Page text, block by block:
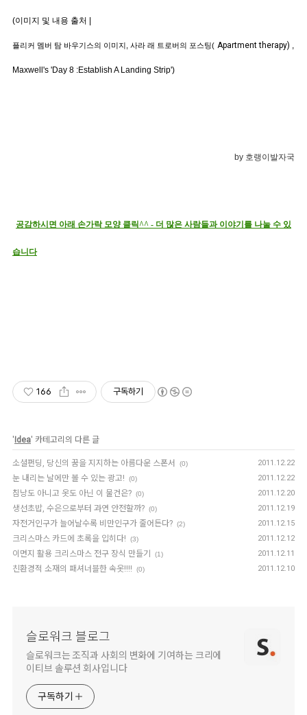
(이미지 및 내용 출처 |
플리커 멤버 탐 바우기스의 이미지, 사라 래 트로버의 포스팅( Apartment therapy) ,
Maxwell's 'Day 8 :Establish A Landing Strip')
by 호랭이발자국
공감하시면 아래 손가락 모양 클릭^^ - 더 많은 사람들과 이야기를 나눌 수 있
습니다
166 구독하기
' Idea' 카테고리의 다른 글
소셜펀딩, 당신의 꿈을 지지하는 아름다운 스폰서 (0) 2011.12.22
눈 내리는 날에만 볼 수 있는 광고! (0) 2011.12.22
침낭도 아니고 옷도 아닌 이 물건은? (0) 2011.12.20
생선초밥, 수은으로부터 과연 안전할까? (0) 2011.12.19
자전거인구가 늘어날수록 비만인구가 줄어든다? (2) 2011.12.15
크리스마스 카드에 초록을 입히다! (3) 2011.12.12
이면지 활용 크리스마스 전구 장식 만들기 (1) 2011.12.11
친환경적 소재의 패셔너블한 속옷!!!! (0) 2011.12.10
슬로워크 블로그
슬로워크는 조직과 사회의 변화에 기여하는 크리에
이티브 솔루션 회사입니다
구독하기